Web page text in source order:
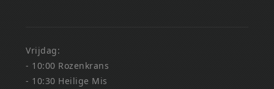
Vrijdag:
- 10:00 Rozenkrans
- 10:30 Heilige Mis